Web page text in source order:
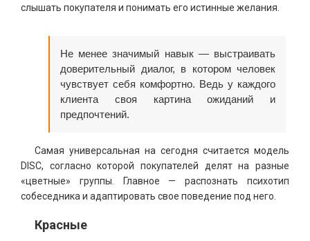
слышать покупателя и понимать его истинные желания.
Не менее значимый навык — выстраивать
доверительный диалог, в котором человек
чувствует себя комфортно. Ведь у каждого
клиента своя картина ожиданий и
предпочтений.
Самая универсальная на сегодня считается модель
DISC, согласно которой покупателей делят на разные
«цветные» группы. Главное — распознать психотип
собеседника и адаптировать свое поведение под него.
Красные